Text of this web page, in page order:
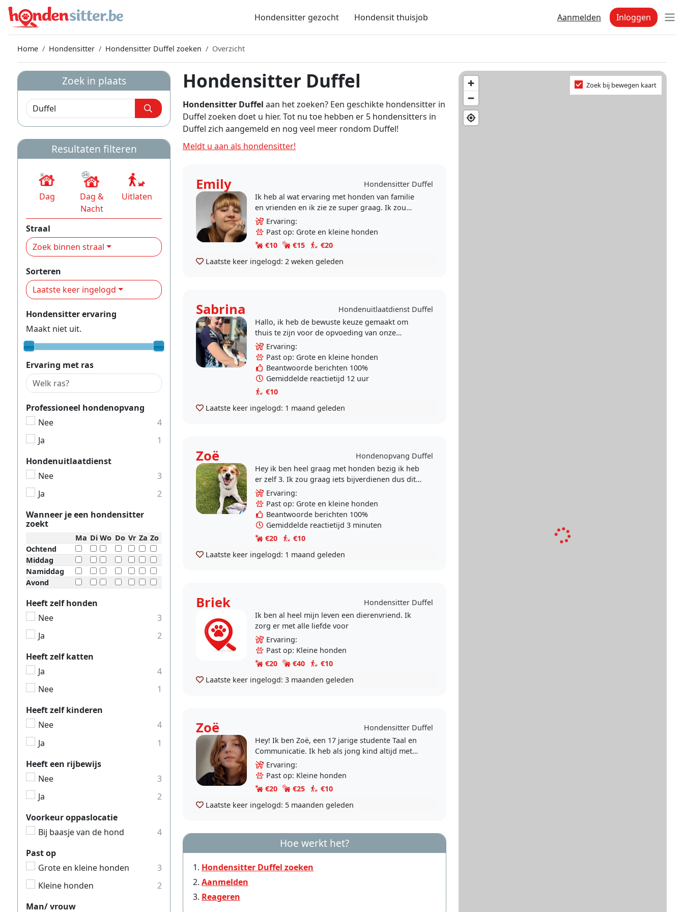
Hondensitter gezocht Hondensit thuisjob Aanmelden Inloggen
Home Hondensitter Hondensitter Duffel zoeken Overzicht
Hondensitter Duffel
Hondensitter Duffel aan het zoeken? Een geschikte hondensitter in
Duffel zoeken doet u hier. Tot nu toe hebben er 5 hondensitters in
Duffel zich aangemeld en nog veel meer rondom Duffel!
Meldt u aan als hondensitter!
Emily
Hondensitter Duffel
Ik heb al wat ervaring met honden van familie
en vrienden en ik zie ze super graag. Ik zou
graag ooit een hond willen
Ervaring:
Past op: Grote en kleine honden
€10
€15
€20
Laatste keer ingelogd: 2 weken geleden
Sabrina
Hondenuitlaatdienst Duffel
Hallo, ik heb de bewuste keuze gemaakt om
thuis te zijn voor de opvoeding van onze
kinderen. Daarnaast zou het leuk zijn om voor
andere honden/dieren..
Ervaring:
Past op: Grote en kleine honden
Beantwoorde berichten 100%
Gemiddelde reactietijd 12 uur
€10
Laatste keer ingelogd: 1 maand geleden
Zoë
Hondenopvang Duffel
Hey ik ben heel graag met honden bezig ik heb
er zelf 3. Ik zou graag iets bijverdienen dus dit
Ervaring:
Past op: Grote en kleine honden
Beantwoorde berichten 100%
Gemiddelde reactietijd 3 minuten
€20
€10
Laatste keer ingelogd: 1 maand geleden
Briek
Hondensitter Duffel
Ik ben al heel mijn leven een dierenvriend. Ik
zorg er met alle liefde voor
Ervaring:
Past op: Kleine honden
€20
€40
€10
Laatste keer ingelogd: 3 maanden geleden
Zoë
Hondensitter Duffel
Hey! Ik ben Zoë, een 17 jarige studente Taal en
Communicatie. Ik heb als jong kind altijd met
dieren in huis gewoond en heb veel familie
leden met..
Ervaring:
Past op: Kleine honden
€20
€25
€10
Laatste keer ingelogd: 5 maanden geleden
Hoe werkt het?
Hondensitter Duffel zoeken
Aanmelden
Reageren
Zoek bij bewegen kaart
Zoek in plaats
Resultaten filteren
Dag
Dag &
Nacht
Uitlaten
Straal
Zoek binnen straal
Sorteren
Laatste keer ingelogd
Hondensitter ervaring
Maakt niet uit.
Ervaring met ras
Professioneel hondenopvang
Nee
4
Ja
1
Hondenuitlaatdienst
Nee
3
Ja
2
Wanneer je een hondensitter
zoekt
Ma Di Wo Do Vr Za Zo
Ochtend
Middag
Namiddag
Avond
Heeft zelf honden
Nee
3
Ja
2
Heeft zelf katten
Ja
4
Nee
1
Heeft zelf kinderen
Nee
4
Ja
1
Heeft een rijbewijs
Nee
3
Ja
2
Voorkeur oppaslocatie
Bij baasje van de hond
4
Past op
Grote en kleine honden
3
Kleine honden
2
Man/ vrouw